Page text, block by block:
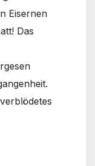
Eisernen
Das